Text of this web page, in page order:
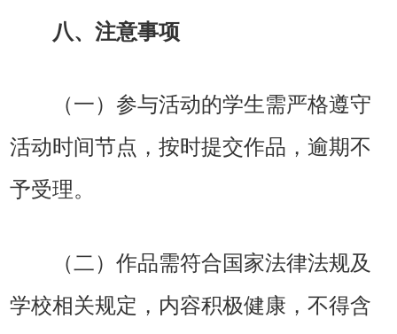
八、注意事项
（一）参与活动的学生需严格遵守
活动时间节点，按时提交作品，逾期不
予受理。
（二）作品需符合国家法律法规及
学校相关规定，内容积极健康，不得含